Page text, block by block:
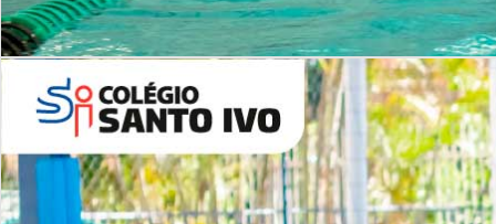
Período Integral | Saiba mais